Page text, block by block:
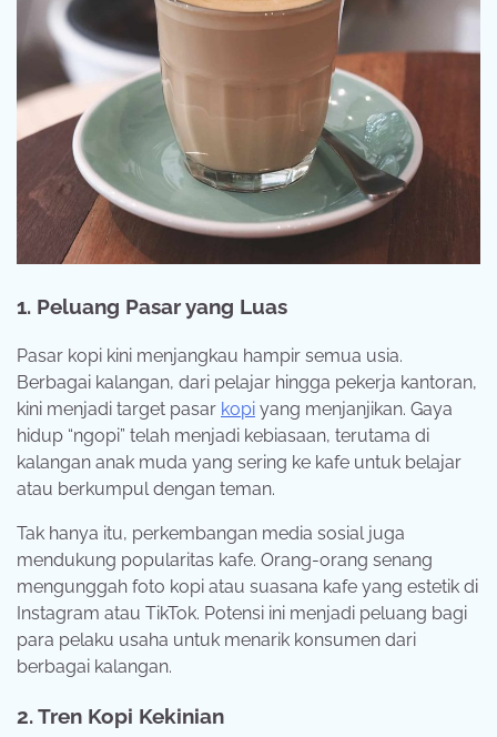
1. Peluang Pasar yang Luas
Pasar kopi kini menjangkau hampir semua usia.
Berbagai kalangan, dari pelajar hingga pekerja kantoran,
kini menjadi target pasar kopi yang menjanjikan. Gaya
hidup “ngopi” telah menjadi kebiasaan, terutama di
kalangan anak muda yang sering ke kafe untuk belajar
atau berkumpul dengan teman.
Tak hanya itu, perkembangan media sosial juga
mendukung popularitas kafe. Orang-orang senang
mengunggah foto kopi atau suasana kafe yang estetik di
Instagram atau TikTok. Potensi ini menjadi peluang bagi
para pelaku usaha untuk menarik konsumen dari
berbagai kalangan.
2. Tren Kopi Kekinian